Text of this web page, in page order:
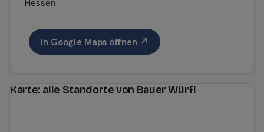
Hessen
In Google Maps öffnen ↗
Karte: alle Standorte von Bauer Würfl